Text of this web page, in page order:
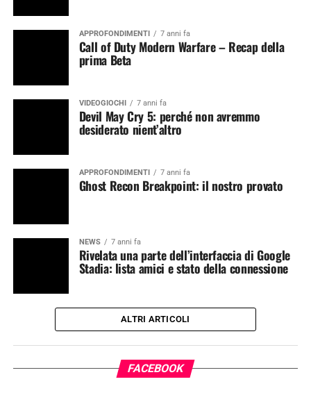
APPROFONDIMENTI 7 anni fa
Call of Duty Modern Warfare – Recap della
prima Beta
VIDEOGIOCHI 7 anni fa
Devil May Cry 5: perché non avremmo
desiderato nient’altro
APPROFONDIMENTI 7 anni fa
Ghost Recon Breakpoint: il nostro provato
NEWS 7 anni fa
Rivelata una parte dell’interfaccia di Google
Stadia: lista amici e stato della connessione
ALTRI ARTICOLI
FACEBOOK